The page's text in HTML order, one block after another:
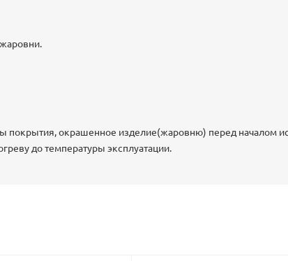
покрытия, окрашенное изделие(жаровню) перед началом
до температуры эксплуатации.